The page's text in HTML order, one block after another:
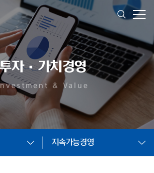
자·가치경영
& Value
지속가능경영